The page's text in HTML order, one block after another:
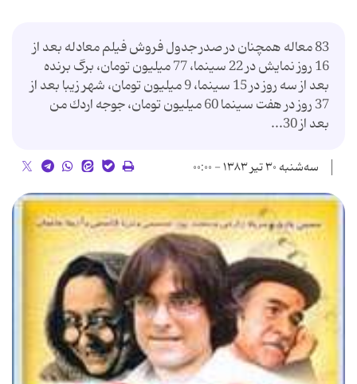
83 معاله همچنان در صدر جدول فروش فیلم معادله بعد از
16 روز نمایش در 22 سینما، 77 میلیون تومان، برگ برنده
بعد از سه روز در 15 سینما، 9 میلیون تومان، شهر زیبا بعد از
37 روز در هفت سینما 60 میلیون تومان، جوجه اردك من
بعد از 30...
سه‌شنبه ۳۰ تیر ۱۳۸۳ - ۰۰:۰۰